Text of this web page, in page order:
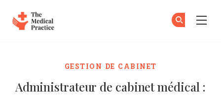
GESTION DE CABINET
Administrateur de cabinet médical :